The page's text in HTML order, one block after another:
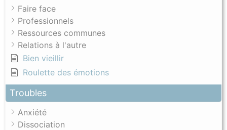
Faire face
Professionnels
Ressources communes
Relations à l'autre
Bien vieillir
Roulette des émotions
Troubles
Anxiété
Dissociation